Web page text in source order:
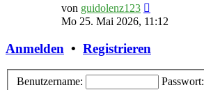
von guidolenz123
Beitrag
Mo 25. Mai 2026, 11:12
Anmelden • Registrieren
Benutzername:
Passwort: